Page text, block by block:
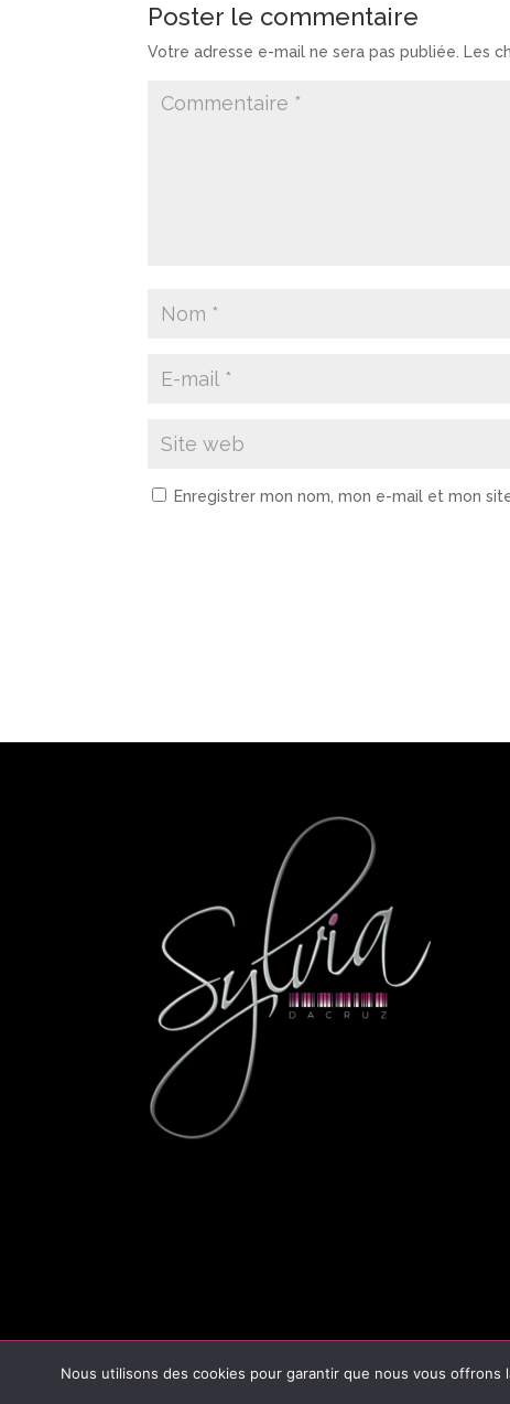
Poster le commentaire
Votre adresse e-mail ne sera pas publiée. Les
Enregistrer mon nom, mon e-mail et mon
© COPYRIGHT2025MADE WITH ♥ BYAGENCE
Nous utilisons des cookies pour garantir que nous vous